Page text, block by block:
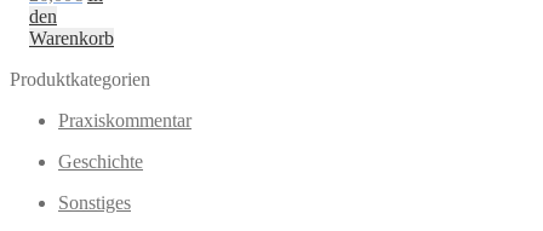
den
Warenkorb
Produktkategorien
Praxiskommentar
Geschichte
Sonstiges